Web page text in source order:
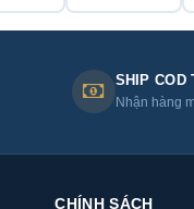
SHIP COD
Nhận hàng
CHÍNH SÁCH